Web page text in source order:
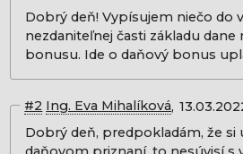
Dobrý deň! Vypísujem niečo do
nezdaniteľnej časti základu dane
bonusu. Ide o daňový bonus
#2 Ing. Eva Mihalíková
Dobrý deň, predpokladám, že